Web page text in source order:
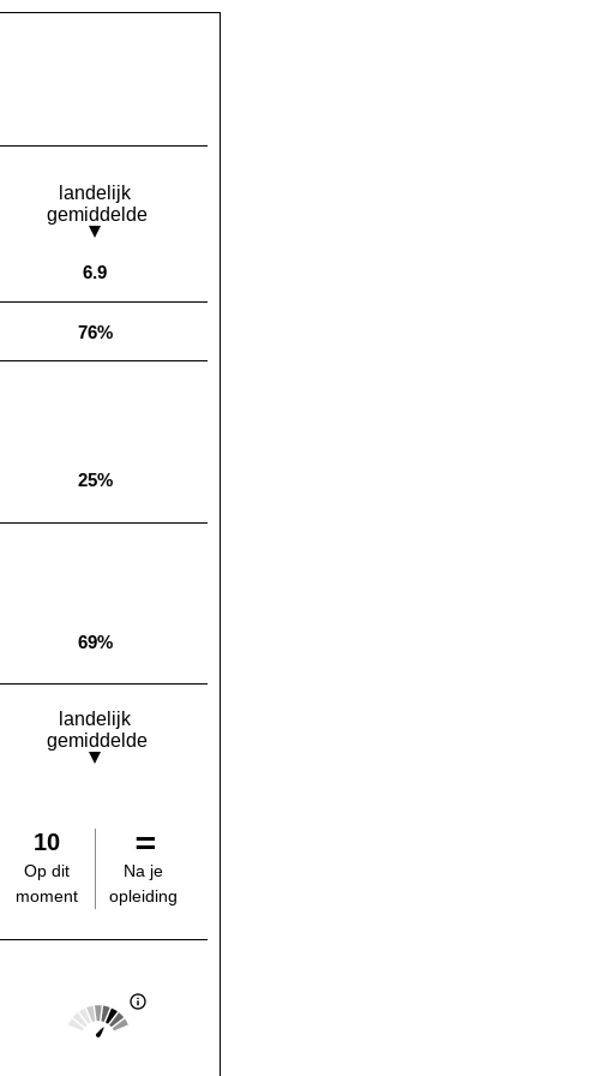
landelijk
gemiddelde
Landelijk gemiddelde:
6.9
Landelijk gemiddelde:
76%
Landelijk gemiddelde:
25%
Landelijk gemiddelde:
69%
landelijk
gemiddelde
10
Op dit
moment
Na je
opleiding
Landelijk gemiddelde:
Score: 4 van 5